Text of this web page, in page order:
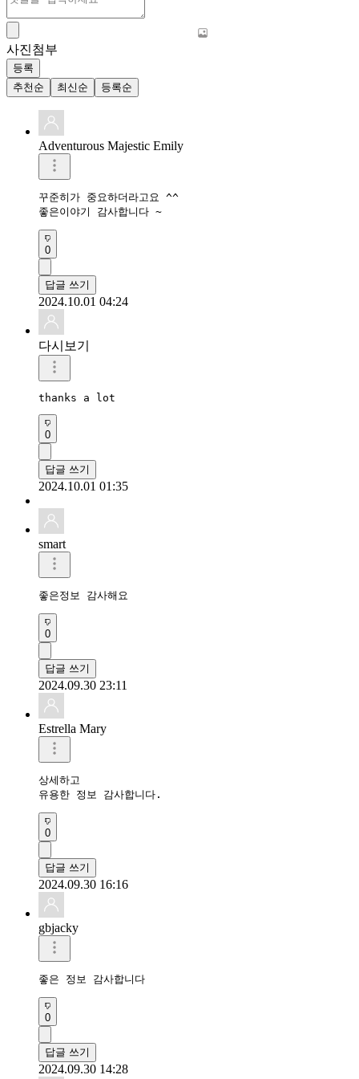
사진첨부
등록
추천순
최신순 등록순
Adventurous Majestic Emily
꾸준히가 중요하더라고요 ^^
좋은이야기 감사합니다 ~
0
답글 쓰기
2024.10.01 04:24
다시보기
thanks a lot
0
답글 쓰기
2024.10.01 01:35
smart
좋은정보 감사해요
0
답글 쓰기
2024.09.30 23:11
Estrella Mary
상세하고
유용한 정보 감사합니다.
0
답글 쓰기
2024.09.30 16:16
gbjacky
좋은 정보 감사합니다
0
답글 쓰기
2024.09.30 14:28